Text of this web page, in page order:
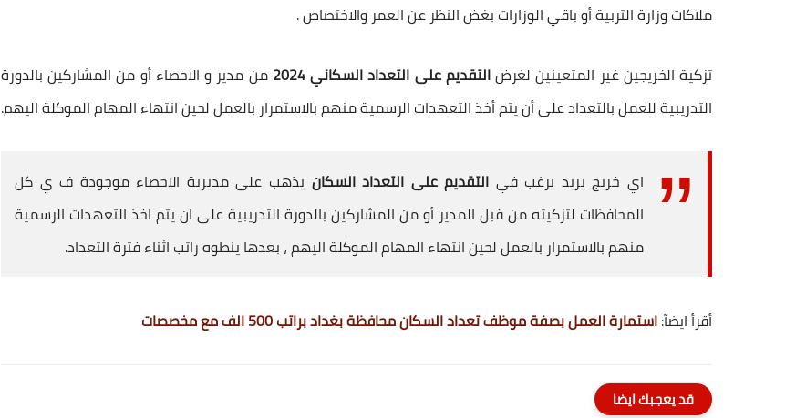
ملاكات وزارة التربية أو باقي الوزارات بغض النظر عن العمر والاختصاص .
تزكية الخريجين غير المتعينين لغرضالتقديم على التعداد السكاني 2024
من مدير و الاحصاء أو من المشاركين بالدورة
التدريبية للعمل بالتعداد على أن يتم أخذ التعهدات الرسمية منهم بالاستمرار بالعمل لحين انتهاء المهام الموكلة اليهم.
اي خريج يريد يرغب في التقديم على التعداد السكان يذهب على مديرية الاحصاء موجودة ف ي كل
المحافظات لتزكيته من قبل المدير أو من المشاركين بالدورة التدريبية علی ان يتم اخذ التعهدات الرسمية
منهم بالاستمرار بالعمل لحين انتهاء المهام الموكلة اليهم ، بعدها ينطوه راتب اثناء فترة التعداد.
أقرأ ايضآ:استمارة العمل بصفة موظف تعداد السكان محافظة بغداد براتب 500 الف مع مخصصات
قد يعجبك ايضا